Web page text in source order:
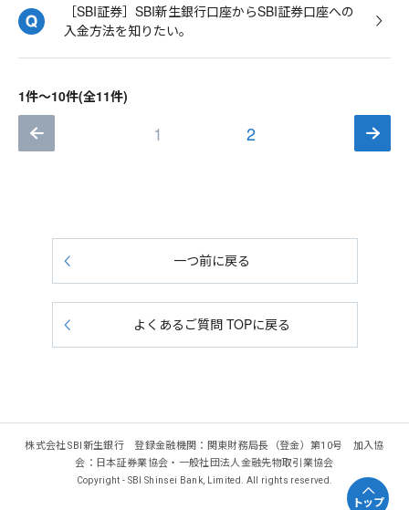
［SBI証券］SBI新生銀行口座からSBI証券口座への
入金方法を知りたい。
1件～10件(全11件)
1 2
一つ前に戻る
よくあるご質問 TOPに戻る
株式会社SBI新生銀行 登録金融機関：関東財務局長（登金）第10号 加入協
会：日本証券業協会・一般社団法人金融先物取引業協会
Copyright - SBI Shinsei Bank, Limited. All rights reserved.
トップ